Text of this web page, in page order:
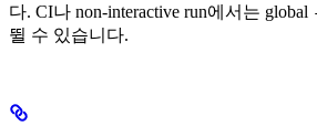
다. CI나 non-interactive run에서는 global
뛸 수 있습니다.